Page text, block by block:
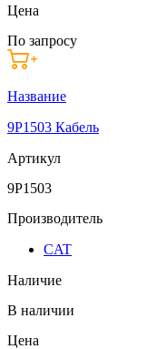
Цена
По запросу
Название
9P1503 Кабель
Артикул
9P1503
Производитель
CAT
Наличие
В наличии
Цена